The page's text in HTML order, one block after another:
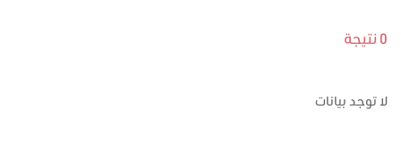
0 نتيجة
لا توجد بيانات